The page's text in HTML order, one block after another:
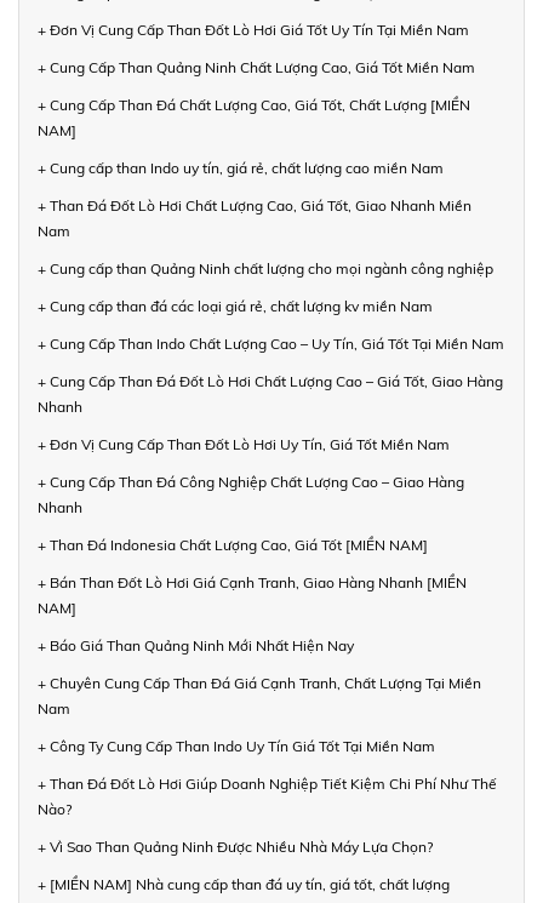
+ Đơn Vị Cung Cấp Than Đốt Lò Hơi Giá Tốt Uy Tín Tại Miền Nam
+ Cung Cấp Than Quảng Ninh Chất Lượng Cao, Giá Tốt Miền Nam
+ Cung Cấp Than Đá Chất Lượng Cao, Giá Tốt, Chất Lượng [MIỀN
NAM]
+ Cung cấp than Indo uy tín, giá rẻ, chất lượng cao miền Nam
+ Than Đá Đốt Lò Hơi Chất Lượng Cao, Giá Tốt, Giao Nhanh Miền
Nam
+ Cung cấp than Quảng Ninh chất lượng cho mọi ngành công nghiệp
+ Cung cấp than đá các loại giá rẻ, chất lượng kv miền Nam
+ Cung Cấp Than Indo Chất Lượng Cao – Uy Tín, Giá Tốt Tại Miền Nam
+ Cung Cấp Than Đá Đốt Lò Hơi Chất Lượng Cao – Giá Tốt, Giao Hàng
Nhanh
+ Đơn Vị Cung Cấp Than Đốt Lò Hơi Uy Tín, Giá Tốt Miền Nam
+ Cung Cấp Than Đá Công Nghiệp Chất Lượng Cao – Giao Hàng
Nhanh
+ Than Đá Indonesia Chất Lượng Cao, Giá Tốt [MIỀN NAM]
+ Bán Than Đốt Lò Hơi Giá Cạnh Tranh, Giao Hàng Nhanh [MIỀN
NAM]
+ Báo Giá Than Quảng Ninh Mới Nhất Hiện Nay
+ Chuyên Cung Cấp Than Đá Giá Cạnh Tranh, Chất Lượng Tại Miền
Nam
+ Công Ty Cung Cấp Than Indo Uy Tín Giá Tốt Tại Miền Nam
+ Than Đá Đốt Lò Hơi Giúp Doanh Nghiệp Tiết Kiệm Chi Phí Như Thế
Nào?
+ Vì Sao Than Quảng Ninh Được Nhiều Nhà Máy Lựa Chọn?
+ [MIỀN NAM] Nhà cung cấp than đá uy tín, giá tốt, chất lượng